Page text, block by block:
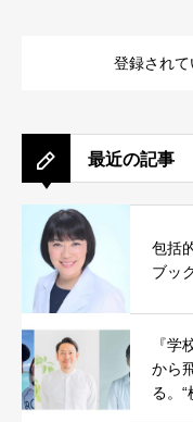
登録されて
最近の記事
包括
ブッ
『学
から
る。“